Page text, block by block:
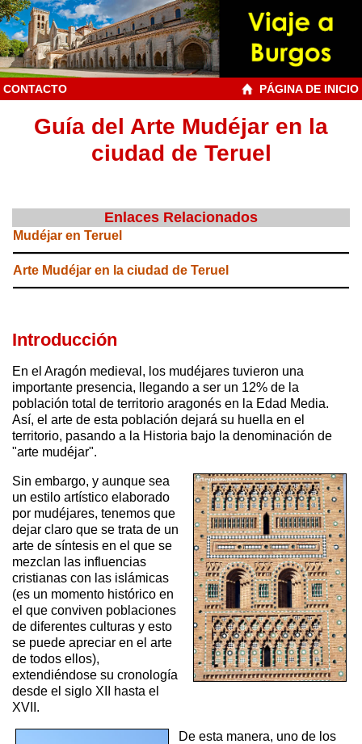
CONTACTO PÁGINA DE INICIO
Guía del Arte Mudéjar en la
ciudad de Teruel
Enlaces Relacionados
Mudéjar en Teruel
Arte Mudéjar en la ciudad de Teruel
Introducción
En el Aragón medieval, los mudéjares tuvieron una
importante presencia, llegando a ser un 12% de la
población total de territorio aragonés en la Edad Media.
Así, el arte de esta población dejará su huella en el
territorio, pasando a la Historia bajo la denominación de
"arte mudéjar".
Sin embargo, y aunque sea
un estilo artístico elaborado
por mudéjares, tenemos que
dejar claro que se trata de un
arte de síntesis en el que se
mezclan las influencias
cristianas con las islámicas
(es un momento histórico en
el que conviven poblaciones
de diferentes culturas y esto
se puede apreciar en el arte
de todos ellos),
extendiéndose su cronología
desde el siglo XII hasta el
XVII.
De esta manera, uno de los